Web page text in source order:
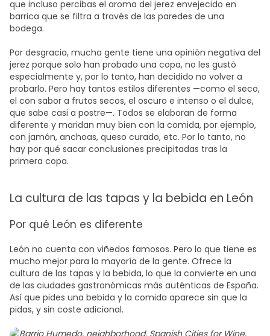
que incluso percibas el aroma del jerez envejecido en
barrica que se filtra a través de las paredes de una
bodega.
Por desgracia, mucha gente tiene una opinión negativa del
jerez porque solo han probado una copa, no les gustó
especialmente y, por lo tanto, han decidido no volver a
probarlo. Pero hay tantos estilos diferentes —como el seco,
el con sabor a frutos secos, el oscuro e intenso o el dulce,
que sabe casi a postre—. Todos se elaboran de forma
diferente y maridan muy bien con la comida, por ejemplo,
con jamón, anchoas, queso curado, etc. Por lo tanto, no
hay por qué sacar conclusiones precipitadas tras la
primera copa.
La cultura de las tapas y la bebida en León
Por qué León es diferente
León no cuenta con viñedos famosos. Pero lo que tiene es
mucho mejor para la mayoría de la gente. Ofrece la
cultura de las tapas y la bebida, lo que la convierte en una
de las ciudades gastronómicas más auténticas de España.
Así que pides una bebida y la comida aparece sin que la
pidas, y sin coste adicional.